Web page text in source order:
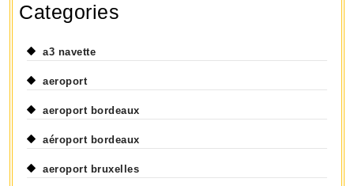
Categories
a3 navette
aeroport
aeroport bordeaux
aéroport bordeaux
aeroport bruxelles